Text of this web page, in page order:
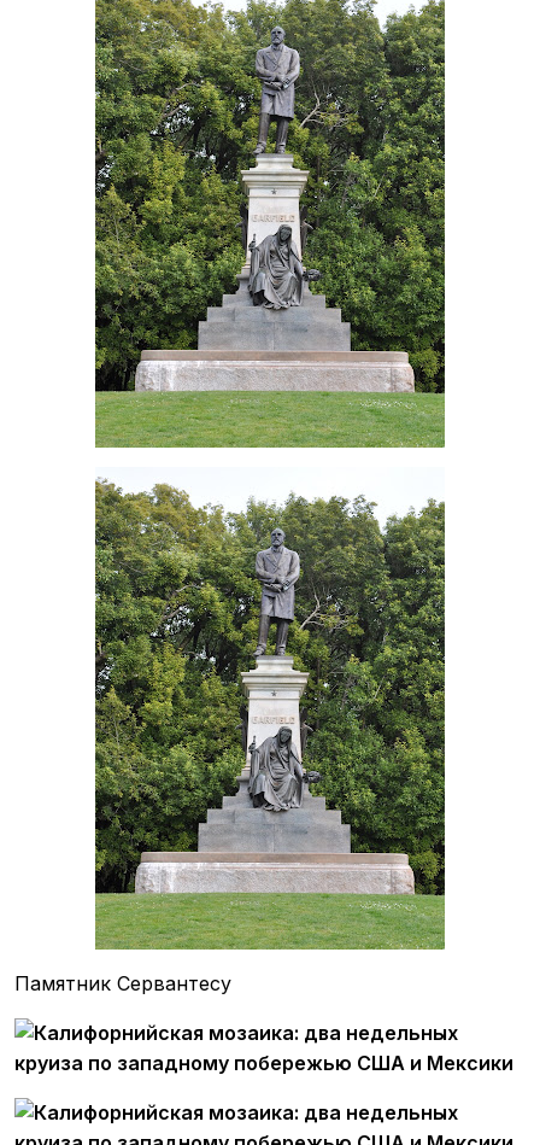
Памятник Сервантесу